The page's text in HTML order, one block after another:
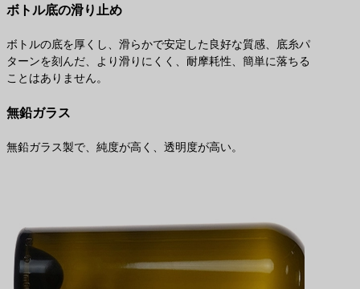
ボトル底の滑り止め
ボトルの底を厚くし、滑らかで安定した良好な質感、底糸パ
ターンを刻んだ、より滑りにくく、耐摩耗性、簡単に落ちる
ことはありません。
無鉛ガラス
無鉛ガラス製で、純度が高く、透明度が高い。